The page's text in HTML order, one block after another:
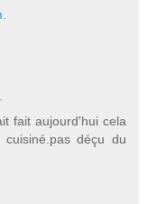
fait aujourd'hui cela
déçu du